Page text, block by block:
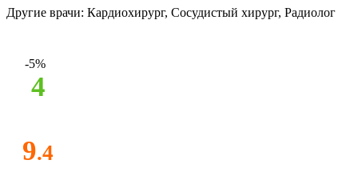
Другие врачи: Кардиохирург, Сосудистый хирург, Радиолог
-5%
4
9.4